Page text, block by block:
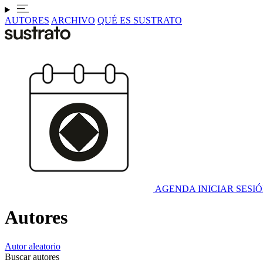
AUTORES ARCHIVO QUÉ ES SUSTRATO
AGENDA INICIAR
Autores
Autor aleatorio
Buscar autores